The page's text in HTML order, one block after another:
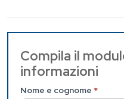
Contattaci
(Pagina
interna)
Compila il
informazioni
Nome e cognome *